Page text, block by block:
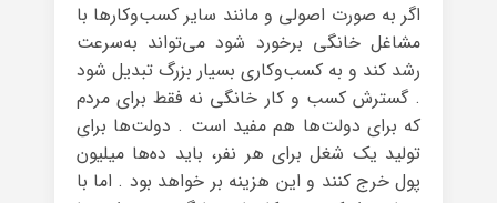
اگر به صورت اصولی و مانند سایر کسب‌وکارها با
مشاغل خانگی برخورد شود می‌تواند به‌سرعت
رشد کند و به کسب‌وکاری بسیار بزرگ تبدیل شود
. گسترش کسب و کار خانگی نه‌ فقط برای مردم
که برای دولت‌ها هم مفید است . دولت‌ها برای
تولید یک شغل برای هر نفر، باید ده‌ها میلیون
پول خرج کنند و این هزینه بر خواهد بود . اما با